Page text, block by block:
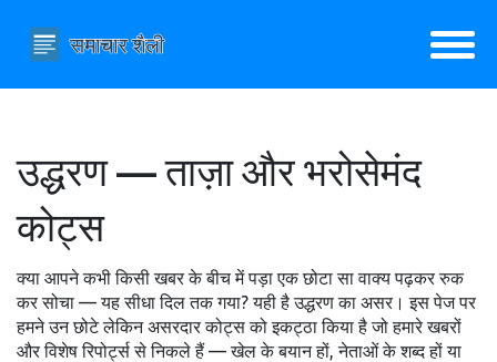
उद्धरण — ताज़ा और भरोसेमंद
कोट्स
क्या आपने कभी किसी खबर के बीच में पड़ा एक छोटा सा वाक्य पढ़कर रुक
कर सोचा — यह सीधा दिल तक गया? यही है उद्धरण का असर। इस पेज पर
हमने उन छोटे लेकिन असरदार कोट्स को इकट्ठा किया है जो हमारे खबरों
और विशेष रिपोर्ट्स से निकले हैं — खेल के बयान हों, नेताओं के शब्द हों या